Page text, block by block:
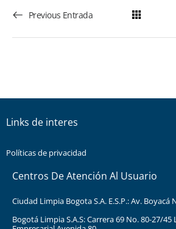
Previous Entrada
Links de interes
Políticas de privacidad
Centros De Atención Al Usuario
Ciudad Limpia Bogota S.A. E.S.P.: Av. Boyacá
Bogotá Limpia S.A.S: Carrera 69 No. 80-27/45